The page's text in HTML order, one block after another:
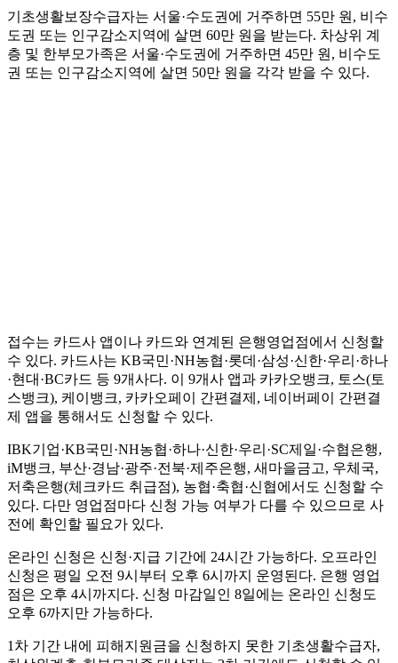
기초생활보장수급자는 서울·수도권에 거주하면 55만 원, 비수
도권 또는 인구감소지역에 살면 60만 원을 받는다. 차상위 계
층 및 한부모가족은 서울·수도권에 거주하면 45만 원, 비수도
권 또는 인구감소지역에 살면 50만 원을 각각 받을 수 있다.
접수는 카드사 앱이나 카드와 연계된 은행영업점에서 신청할
수 있다. 카드사는 KB국민·NH농협·롯데·삼성·신한·우리·하나
·현대·BC카드 등 9개사다. 이 9개사 앱과 카카오뱅크, 토스(토
스뱅크), 케이뱅크, 카카오페이 간편결제, 네이버페이 간편결
제 앱을 통해서도 신청할 수 있다.
IBK기업·KB국민·NH농협·하나·신한·우리·SC제일·수협은행,
iM뱅크, 부산·경남·광주·전북·제주은행, 새마을금고, 우체국,
저축은행(체크카드 취급점), 농협·축협·신협에서도 신청할 수
있다. 다만 영업점마다 신청 가능 여부가 다를 수 있으므로 사
전에 확인할 필요가 있다.
온라인 신청은 신청·지급 기간에 24시간 가능하다. 오프라인
신청은 평일 오전 9시부터 오후 6시까지 운영된다. 은행 영업
점은 오후 4시까지다. 신청 마감일인 8일에는 온라인 신청도
오후 6까지만 가능하다.
1차 기간 내에 피해지원금을 신청하지 못한 기초생활수급자,